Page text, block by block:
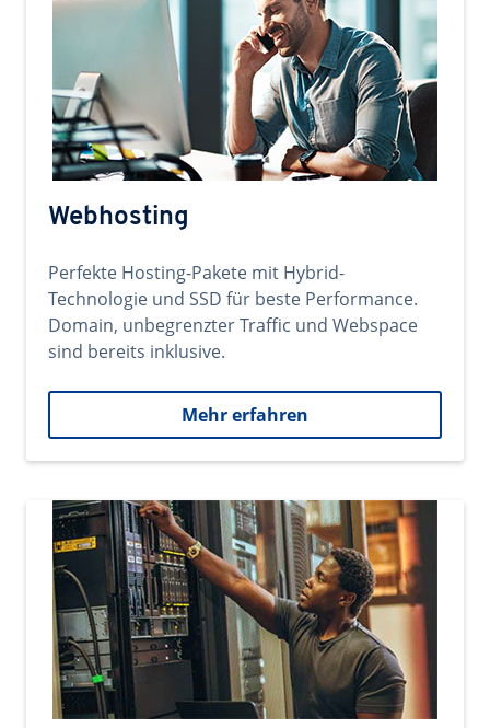
Webhosting
Perfekte Hosting-Pakete mit Hybrid-
Technologie und SSD für beste Performance.
Domain, unbegrenzter Traffic und Webspace
sind bereits inklusive.
Mehr erfahren